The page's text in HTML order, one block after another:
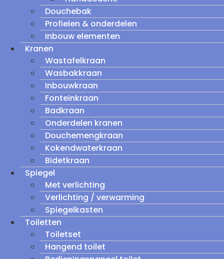
Douchebak
Profielen & onderdelen
Inbouw elementen
Kranen
Wastafelkraan
Wasbakkraan
Inbouwkraan
Fonteinkraan
Badkraan
Onderdelen kranen
Douchemengkraan
Kokendwaterkraan
Bidetkraan
Spiegel
Met verlichting
Verlichting / verwarming
Spiegelkasten
Toiletten
Toiletset
Hangend toilet